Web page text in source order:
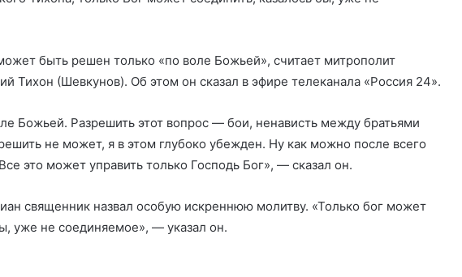
быть решен только «по воле Божьей», считает митрополит
Тихон (Шевкунов). Об этом он сказал в эфире телеканала «Россия 24».
Божьей. Разрешить этот вопрос — бои, ненависть между братьями
не может, я в этом глубоко убежден. Ну как можно после всего
это может управить только Господь Бог», — сказал он.
священник назвал особую искреннюю молитву. «Только бог может
уже не соединяемое», — указал он.